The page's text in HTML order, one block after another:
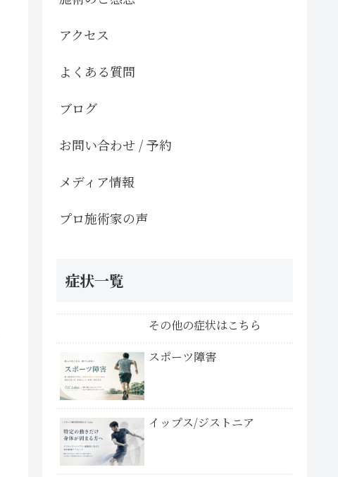
アクセス
よくある質問
ブログ
お問い合わせ / 予約
メディア情報
プロ施術家の声
症状一覧
その他の症状はこちら
スポーツ障害
イップス/ジストニア